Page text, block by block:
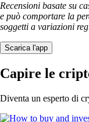
Recensioni basate su
e può comportare la
soggetti a variazioni
Scarica l'app
Capire le
Diventa un esperto di